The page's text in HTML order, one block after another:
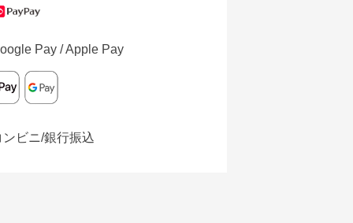
Pay / Apple Pay
ンビニ/銀行振込